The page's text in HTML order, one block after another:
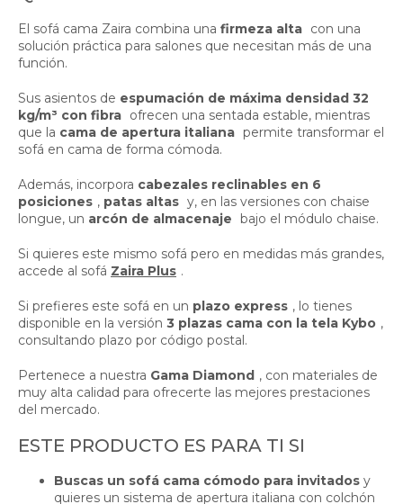
El sofá cama Zaira combina una firmeza alta con una
solución práctica para salones que necesitan más de una
función.
Sus asientos de espumación de máxima densidad 32
kg/m³ con fibra ofrecen una sentada estable, mientras
que la cama de apertura italiana permite transformar el
sofá en cama de forma cómoda.
Además, incorpora cabezales reclinables en 6
posiciones , patas altas y, en las versiones con chaise
longue, un arcón de almacenaje bajo el módulo chaise.
Si quieres este mismo sofá pero en medidas más grandes,
accede al sofá Zaira Plus .
Si prefieres este sofá en un plazo express , lo tienes
disponible en la versión 3 plazas cama con la tela Kybo ,
consultando plazo por código postal.
Pertenece a nuestra Gama Diamond , con materiales de
muy alta calidad para ofrecerte las mejores prestaciones
del mercado.
ESTE PRODUCTO ES PARA TI SI
Buscas un sofá cama cómodo para invitados y
quieres un sistema de apertura italiana con colchón